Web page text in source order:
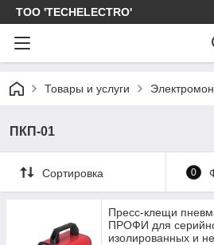
ТОО 'TECHELECTRO'
Товары и услуги
ПКП-01
Сортировка 0
Пресс-клещи
ПРОФИ для
изолированных и